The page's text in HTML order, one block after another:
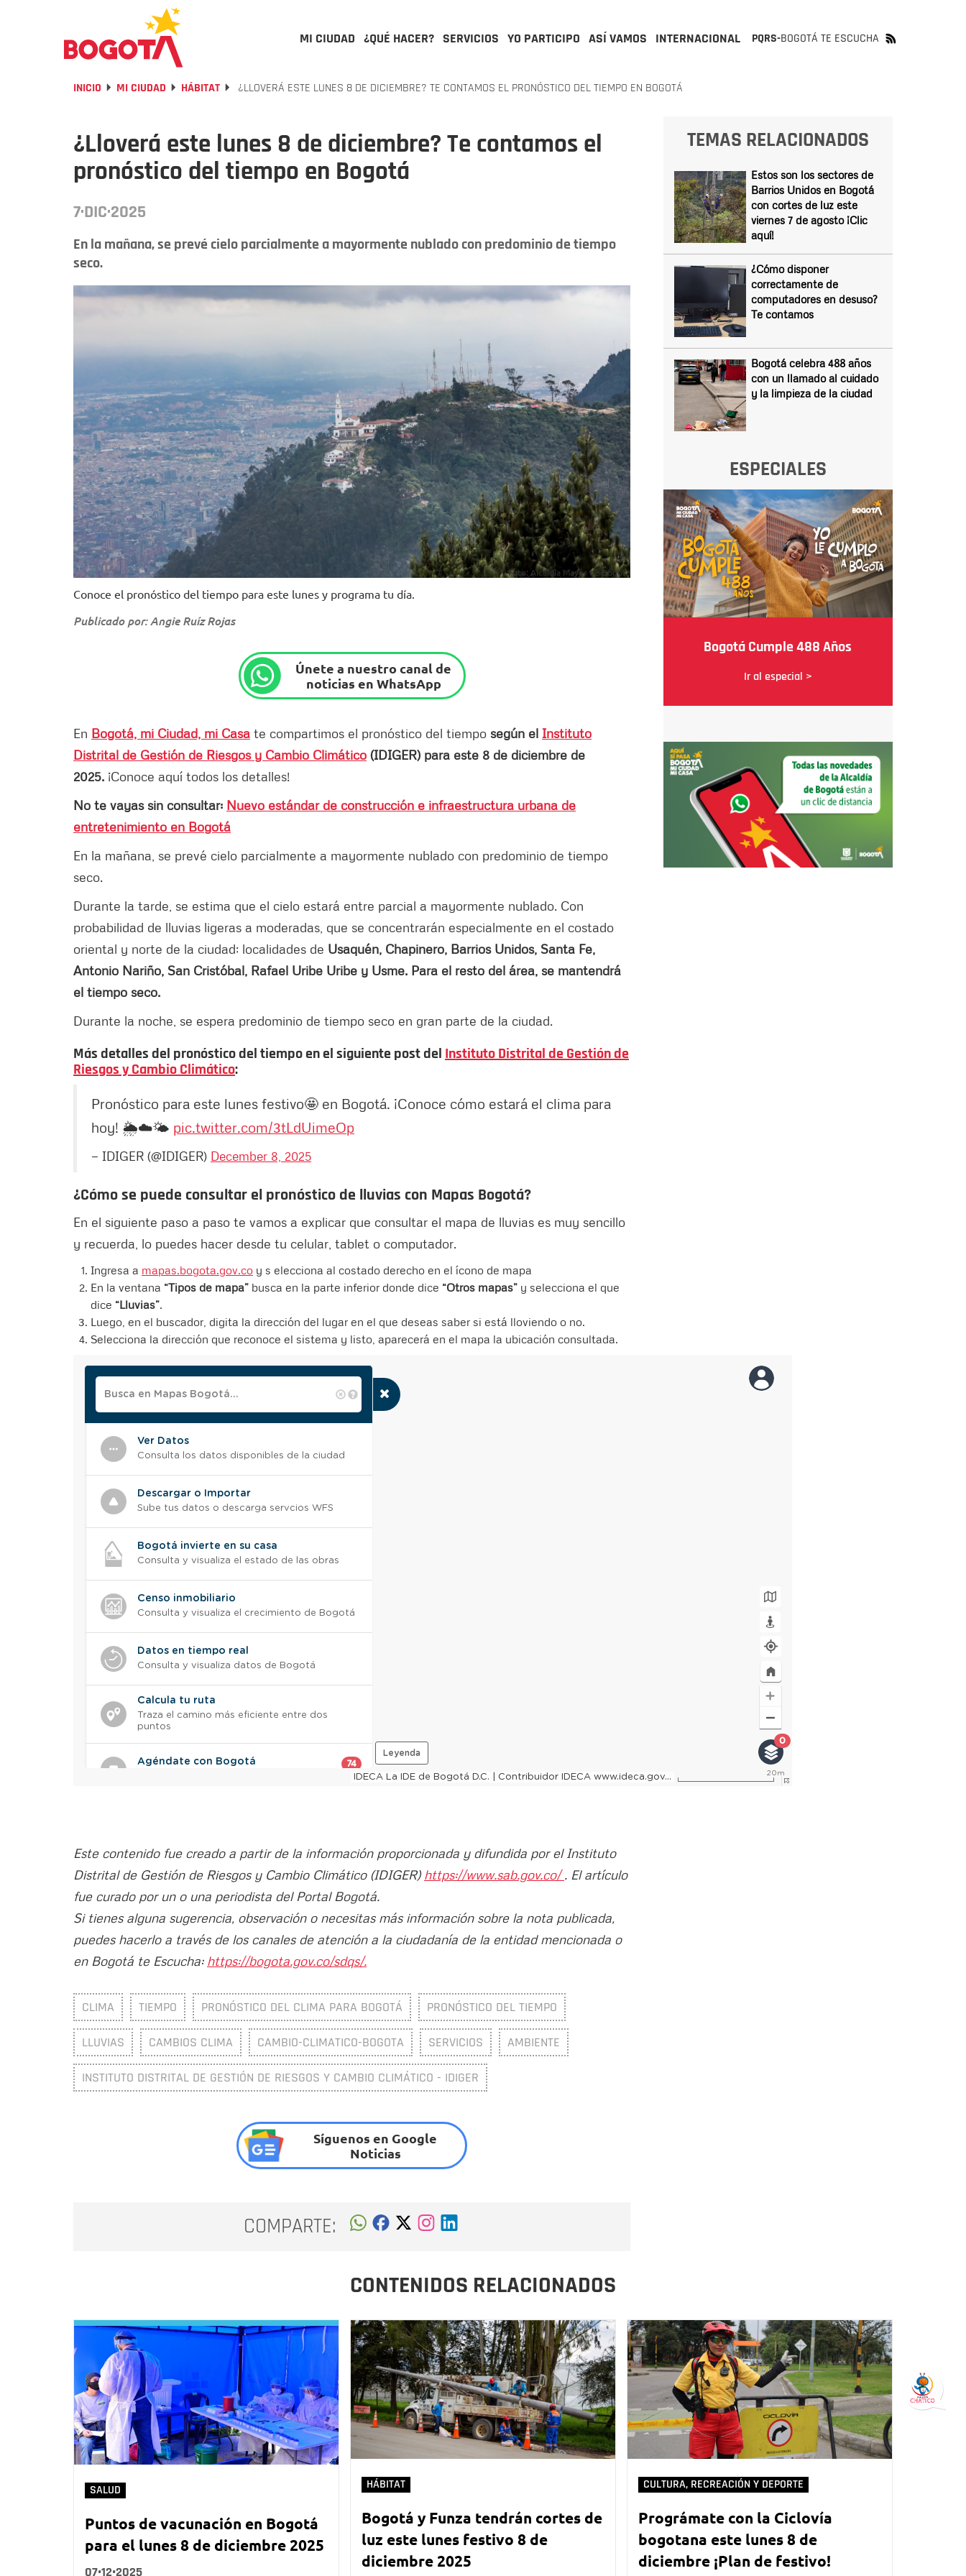
MI CIUDAD ¿QUÉ HACER? SERVICIOS YO PARTICIPO ASÍ VAMOS INTERNACIONAL PQRS-BOGOTÁ TE ESCUCHA
INICIO MI CIUDAD HÁBITAT ¿LLOVERÁ ESTE LUNES 8 DE DICIEMBRE? TE CONTAMOS EL PRONÓSTICO DEL TIEMPO EN BOGOTÁ
¿Lloverá este lunes 8 de diciembre? Te contamos el
pronóstico del tiempo en Bogotá
7·DIC·2025
En la mañana, se prevé cielo parcialmente a mayormente nublado con predominio de tiempo
seco.
Foto: Alcaldía Mayor de Bogotá
Conoce el pronóstico del tiempo para este lunes y programa tu día.
Publicado por: Angie Ruíz Rojas
Únete a nuestro canal de
noticias en WhatsApp
En Bogotá, mi Ciudad, mi Casa te compartimos el pronóstico del tiempo según el Instituto
Distrital de Gestión de Riesgos y Cambio Climático (IDIGER) para este 8 de diciembre de
2025. ¡Conoce aquí todos los detalles!
No te vayas sin consultar: Nuevo estándar de construcción e infraestructura urbana de
entretenimiento en Bogotá
En la mañana, se prevé cielo parcialmente a mayormente nublado con predominio de tiempo
seco.
Durante la tarde, se estima que el cielo estará entre parcial a mayormente nublado. Con
probabilidad de lluvias ligeras a moderadas, que se concentrarán especialmente en el costado
oriental y norte de la ciudad; localidades de Usaquén, Chapinero, Barrios Unidos, Santa Fe,
Antonio Nariño, San Cristóbal, Rafael Uribe Uribe y Usme. Para el resto del área, se mantendrá
el tiempo seco.
Durante la noche, se espera predominio de tiempo seco en gran parte de la ciudad.
Más detalles del pronóstico del tiempo en el siguiente post del Instituto Distrital de Gestión de
Riesgos y Cambio Climático:
Pronóstico para este lunes festivo🤩 en Bogotá. ¡Conoce cómo estará el clima para
hoy! 🌦️☁️🌤️ pic.twitter.com/3tLdUimeOp
— IDIGER (@IDIGER) December 8, 2025
¿Cómo se puede consultar el pronóstico de lluvias con Mapas Bogotá?
En el siguiente paso a paso te vamos a explicar que consultar el mapa de lluvias es muy sencillo
y recuerda, lo puedes hacer desde tu celular, tablet o computador.
Ingresa a mapas.bogota.gov.co y s elecciona al costado derecho en el ícono de mapa
En la ventana “Tipos de mapa” busca en la parte inferior donde dice “Otros mapas” y selecciona el que
dice “Lluvias”.
Luego, en el buscador, digita la dirección del lugar en el que deseas saber si está lloviendo o no.
Selecciona la dirección que reconoce el sistema y listo, aparecerá en el mapa la ubicación consultada.
Este contenido fue creado a partir de la información proporcionada y difundida por el Instituto
Distrital de Gestión de Riesgos y Cambio Climático (IDIGER) https://www.sab.gov.co/. El artículo
fue curado por un o una periodista del Portal Bogotá.
Si tienes alguna sugerencia, observación o necesitas más información sobre la nota publicada,
puedes hacerlo a través de los canales de atención a la ciudadanía de la entidad mencionada o
en Bogotá te Escucha: https://bogota.gov.co/sdqs/.
CLIMA TIEMPO PRONÓSTICO DEL CLIMA PARA BOGOTÁ PRONÓSTICO DEL TIEMPO
LLUVIAS CAMBIOS CLIMA CAMBIO-CLIMATICO-BOGOTA SERVICIOS AMBIENTE
INSTITUTO DISTRITAL DE GESTIÓN DE RIESGOS Y CAMBIO CLIMÁTICO - IDIGER
Síguenos en Google
Noticias
COMPARTE:
TEMAS RELACIONADOS
Estos son los sectores de
Barrios Unidos en Bogotá
con cortes de luz este
viernes 7 de agosto ¡Clic
aquí!
¿Cómo disponer
correctamente de
computadores en desuso?
Te contamos
Bogotá celebra 488 años
con un llamado al cuidado
y la limpieza de la ciudad
ESPECIALES
Bogotá Cumple 488 Años
Ir al especial >
CONTENIDOS RELACIONADOS
SALUD
Puntos de vacunación en Bogotá
para el lunes 8 de diciembre 2025
07•12•2025
HÁBITAT
Bogotá y Funza tendrán cortes de
luz este lunes festivo 8 de
diciembre 2025
CULTURA, RECREACIÓN Y DEPORTE
Prográmate con la Ciclovía
bogotana este lunes 8 de
diciembre ¡Plan de festivo!